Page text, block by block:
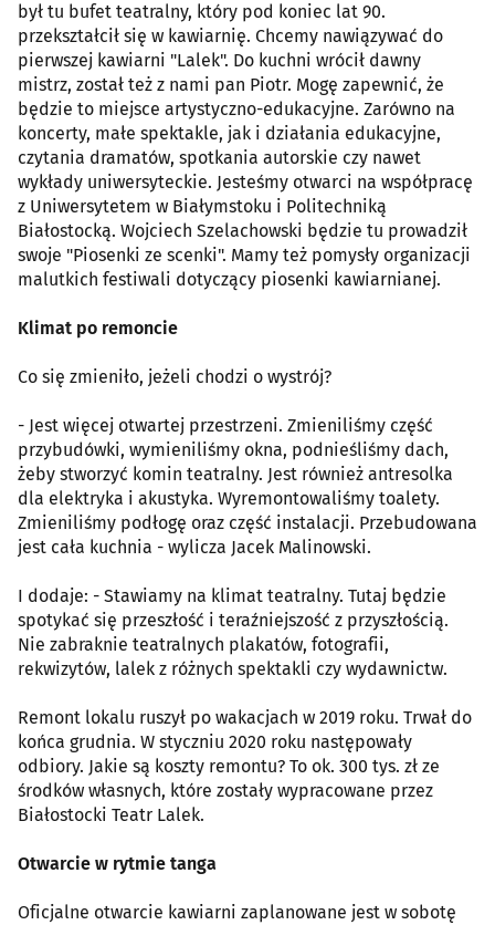
był tu bufet teatralny, który pod koniec lat 90.
przekształcił się w kawiarnię. Chcemy nawiązywać do
pierwszej kawiarni "Lalek". Do kuchni wrócił dawny
mistrz, został też z nami pan Piotr. Mogę zapewnić, że
będzie to miejsce artystyczno-edukacyjne. Zarówno na
koncerty, małe spektakle, jak i działania edukacyjne,
czytania dramatów, spotkania autorskie czy nawet
wykłady uniwersyteckie. Jesteśmy otwarci na współpracę
z Uniwersytetem w Białymstoku i Politechniką
Białostocką. Wojciech Szelachowski będzie tu prowadził
swoje "Piosenki ze scenki". Mamy też pomysły organizacji
malutkich festiwali dotyczący piosenki kawiarnianej.
Klimat po remoncie
Co się zmieniło, jeżeli chodzi o wystrój?
- Jest więcej otwartej przestrzeni. Zmieniliśmy część
przybudówki, wymieniliśmy okna, podnieśliśmy dach,
żeby stworzyć komin teatralny. Jest również antresolka
dla elektryka i akustyka. Wyremontowaliśmy toalety.
Zmieniliśmy podłogę oraz część instalacji. Przebudowana
jest cała kuchnia - wylicza Jacek Malinowski.
I dodaje: - Stawiamy na klimat teatralny. Tutaj będzie
spotykać się przeszłość i teraźniejszość z przyszłością.
Nie zabraknie teatralnych plakatów, fotografii,
rekwizytów, lalek z różnych spektakli czy wydawnictw.
Remont lokalu ruszył po wakacjach w 2019 roku. Trwał do
końca grudnia. W styczniu 2020 roku następowały
odbiory. Jakie są koszty remontu? To ok. 300 tys. zł ze
środków własnych, które zostały wypracowane przez
Białostocki Teatr Lalek.
Otwarcie w rytmie tanga
Oficjalne otwarcie kawiarni zaplanowane jest w sobotę